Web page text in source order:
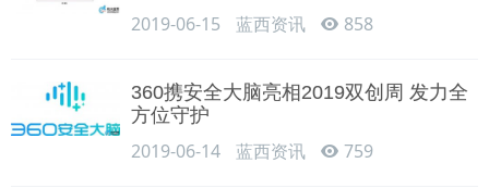
2019-06-15 蓝西资讯 858
360携安全大脑亮相2019双创周 发力全
方位守护
2019-06-14 蓝西资讯 759